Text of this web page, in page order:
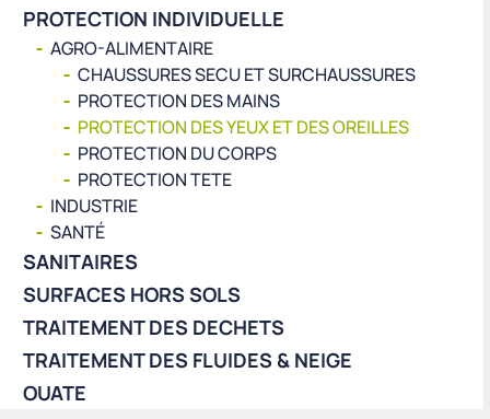
PROTECTION INDIVIDUELLE
AGRO-ALIMENTAIRE
CHAUSSURES SECU ET SURCHAUSSURES
PROTECTION DES MAINS
PROTECTION DES YEUX ET DES OREILLES
PROTECTION DU CORPS
PROTECTION TETE
INDUSTRIE
SANTÉ
SANITAIRES
SURFACES HORS SOLS
TRAITEMENT DES DECHETS
TRAITEMENT DES FLUIDES & NEIGE
OUATE